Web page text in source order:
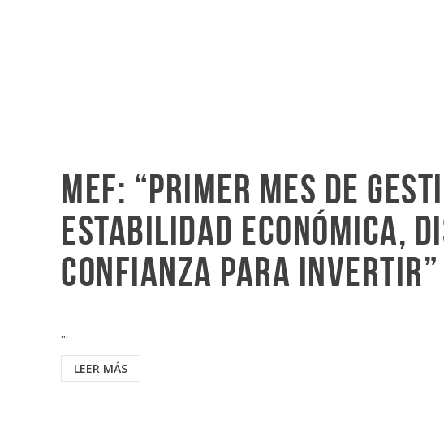
MEF: “Primer mes de
estabilidad económica,
confianza para invertir”
...
LEER MÁS